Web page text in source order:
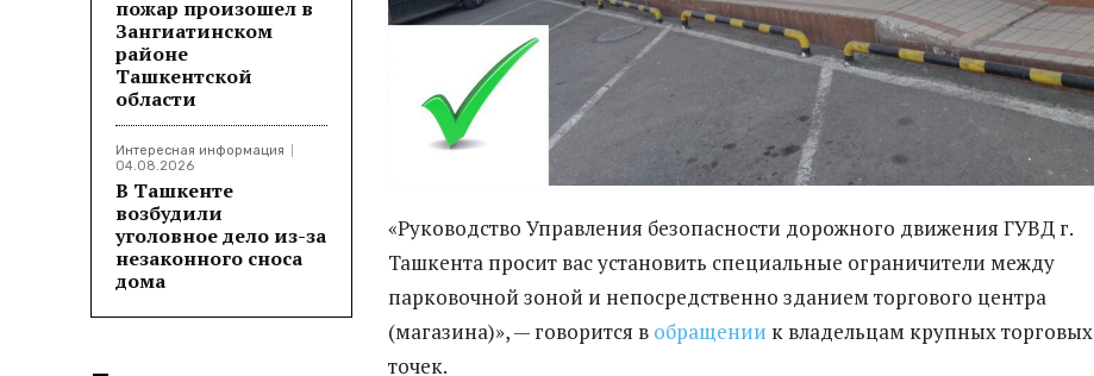
пожар произошел в
Зангиатинском
районе
Ташкентской
области
Интересная информация
04.08.2026
В Ташкенте
возбудили
уголовное дело из-за
незаконного сноса
дома
«Руководство Управления безопасности дорожного движения ГУВД г.
Ташкента просит вас установить специальные ограничители между
парковочной зоной и непосредственно зданием торгового центра
(магазина)», — говорится в обращении к владельцам крупных торговых
точек.